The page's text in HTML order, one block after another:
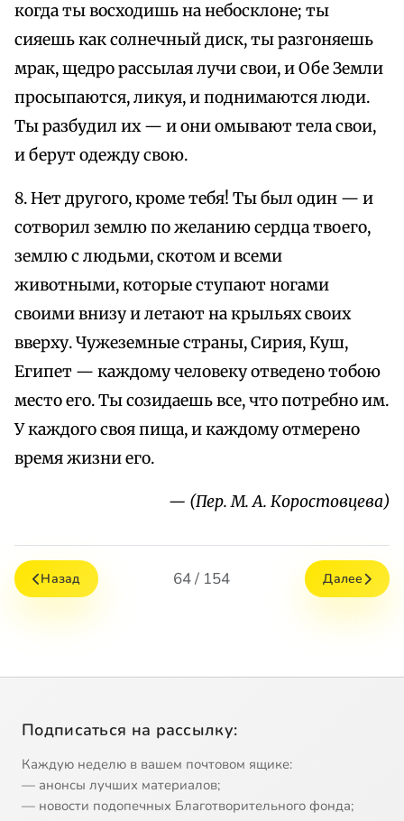
когда ты восходишь на небосклоне; ты
сияешь как солнечный диск, ты разгоняешь
мрак, щедро рассылая лучи свои, и Обе Земли
просыпаются, ликуя, и поднимаются люди.
Ты разбудил их — и они омывают тела свои,
и берут одежду свою.
8. Нет другого, кроме тебя! Ты был один — и
сотворил землю по желанию сердца твоего,
землю с людьми, скотом и всеми
животными, которые ступают ногами
своими внизу и летают на крыльях своих
вверху. Чужеземные страны, Сирия, Куш,
Египет — каждому человеку отведено тобою
место его. Ты созидаешь все, что потребно им.
У каждого своя пища, и каждому отмерено
время жизни его.
— (Пер. М. А. Коростовцева)
Назад 64 / 154 Далее
Подписаться на рассылку:
Каждую неделю в вашем почтовом ящике:
— анонсы лучших материалов;
— новости подопечных Благотворительного фонда;